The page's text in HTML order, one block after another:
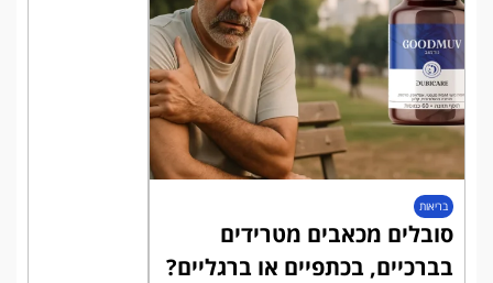
בריאות
סובלים מכאבים מטרידים
בברכיים, בכתפיים או ברגליים?